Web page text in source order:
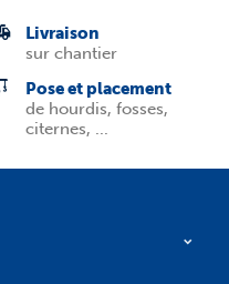
Livraison
sur chantier
Pose et placement
de hourdis, fosses,
citernes, ...